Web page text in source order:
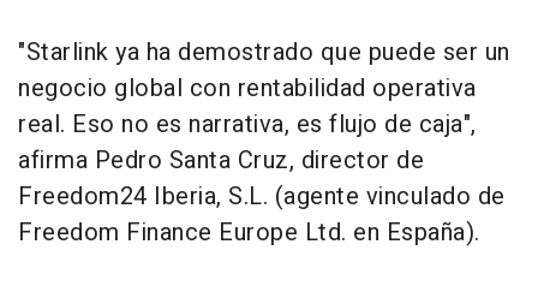
"Starlink ya ha demostrado que puede ser un
negocio global con rentabilidad operativa
real. Eso no es narrativa, es flujo de caja",
afirma Pedro Santa Cruz, director de
Freedom24 Iberia, S.L. (agente vinculado de
Freedom Finance Europe Ltd. en España).